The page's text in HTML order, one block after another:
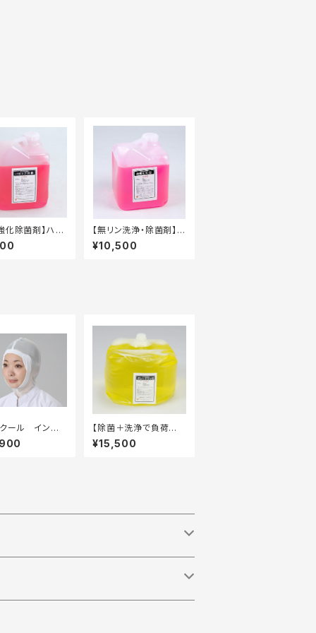
化除菌剤】ハセ
鉄 10kg タフ
器
【無リン洗浄・除菌剤】除
菌王AL-G 10kg タ
フテナー容器
¥10,500
ール インナ
リタイプFC-41
ガネ穴付） 50
【除菌＋洗浄で負荷軽
減】グレードワンS 20k
g キュービテナー
¥15,500